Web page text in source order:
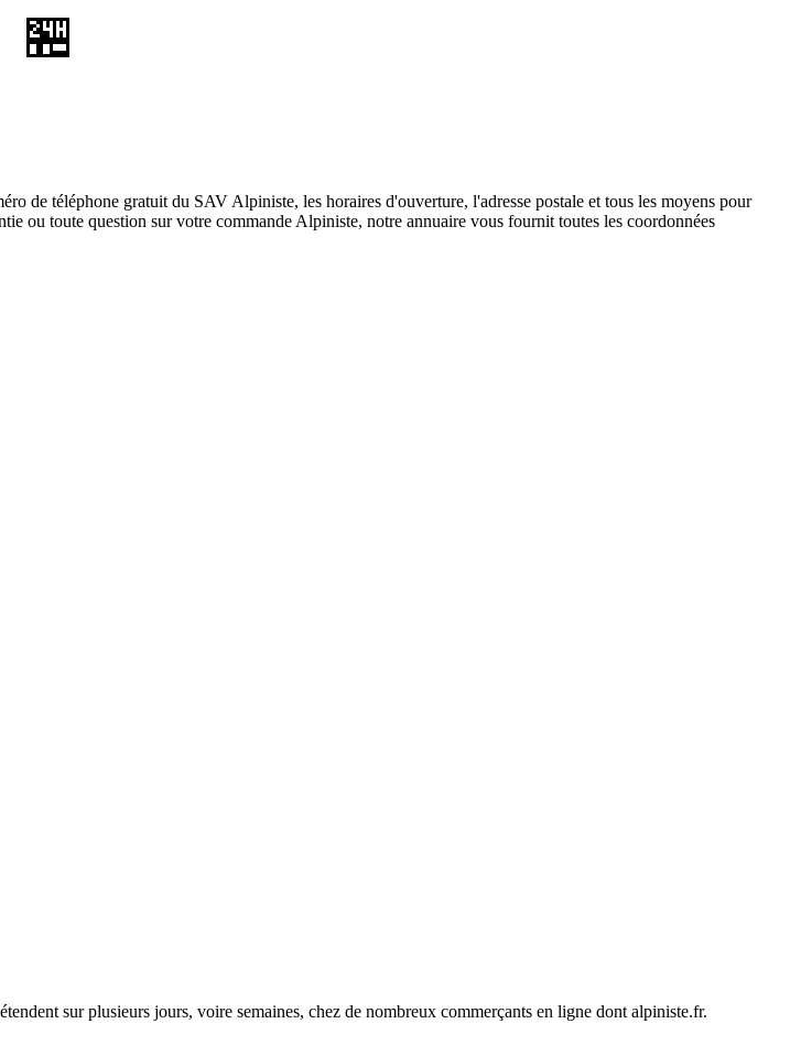
🏪
de téléphone gratuit du SAV Alpiniste, les horaires d'ouverture, l'adresse postale et tous les moyens pour
ou toute question sur votre commande Alpiniste, notre annuaire vous fournit toutes les coordonnées
sur plusieurs jours, voire semaines, chez de nombreux commerçants en ligne dont alpiniste.fr.